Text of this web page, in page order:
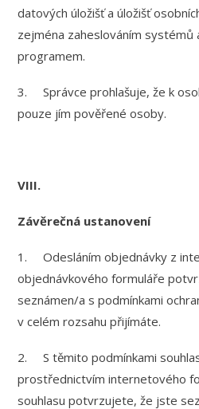
datových úložišť a úložišť
zejména zaheslováním systémů
programem.
3. Správce prohlašuje, že k
pouze jím pověřené osoby.
VIII.
Závěrečná ustanovení
1. Odesláním objednávky z
objednávkového formuláře
seznámen/a s podmínkami
v celém rozsahu přijímáte.
2. S těmito podmínkami
prostřednictvím internetového
souhlasu potvrzujete, že jste